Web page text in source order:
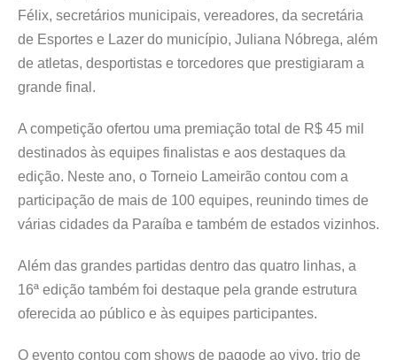
Félix, secretários municipais, vereadores, da secretária
de Esportes e Lazer do município, Juliana Nóbrega, além
de atletas, desportistas e torcedores que prestigiaram a
grande final.
A competição ofertou uma premiação total de R$ 45 mil
destinados às equipes finalistas e aos destaques da
edição. Neste ano, o Torneio Lameirão contou com a
participação de mais de 100 equipes, reunindo times de
várias cidades da Paraíba e também de estados vizinhos.
Além das grandes partidas dentro das quatro linhas, a
16ª edição também foi destaque pela grande estrutura
oferecida ao público e às equipes participantes.
O evento contou com shows de pagode ao vivo, trio de